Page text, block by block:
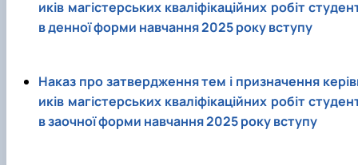
иків магістерських кваліфікаційних робіт
в денної форми навчання 2025 року вступу
Наказ про затвердження тем і призначення
иків магістерських кваліфікаційних робіт
в заочної форми навчання 2025 року вступу